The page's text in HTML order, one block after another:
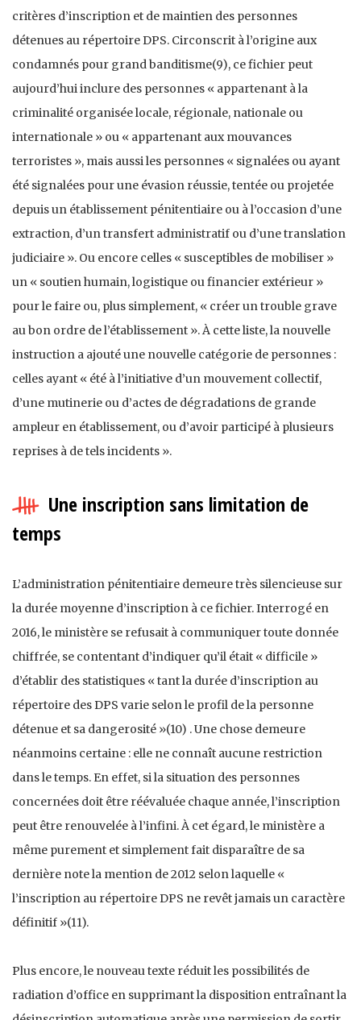
critères d’inscription et de maintien des personnes
détenues au répertoire DPS. Circonscrit à l’origine aux
condamnés pour grand banditisme(9), ce fichier peut
aujourd’hui inclure des personnes « appartenant à la
criminalité organisée locale, régionale, nationale ou
internationale » ou « appartenant aux mouvances
terroristes », mais aussi les personnes « signalées ou ayant
été signalées pour une évasion réussie, tentée ou projetée
depuis un établissement pénitentiaire ou à l’occasion d’une
extraction, d’un transfert administratif ou d’une translation
judiciaire ». Ou encore celles « susceptibles de mobiliser »
un « soutien humain, logistique ou financier extérieur »
pour le faire ou, plus simplement, « créer un trouble grave
au bon ordre de l’établissement ». À cette liste, la nouvelle
instruction a ajouté une nouvelle catégorie de personnes :
celles ayant « été à l’initiative d’un mouvement collectif,
d’une mutinerie ou d’actes de dégradations de grande
ampleur en établissement, ou d’avoir participé à plusieurs
reprises à de tels incidents ».
Une inscription sans limitation de
temps
L’administration pénitentiaire demeure très silencieuse sur
la durée moyenne d’inscription à ce fichier. Interrogé en
2016, le ministère se refusait à communiquer toute donnée
chiffrée, se contentant d’indiquer qu’il était « difficile »
d’établir des statistiques « tant la durée d’inscription au
répertoire des DPS varie selon le profil de la personne
détenue et sa dangerosité »(10) . Une chose demeure
néanmoins certaine : elle ne connaît aucune restriction
dans le temps. En effet, si la situation des personnes
concernées doit être réévaluée chaque année, l’inscription
peut être renouvelée à l’infini. À cet égard, le ministère a
même purement et simplement fait disparaître de sa
dernière note la mention de 2012 selon laquelle «
l’inscription au répertoire DPS ne revêt jamais un caractère
définitif »(11).
Plus encore, le nouveau texte réduit les possibilités de
radiation d’office en supprimant la disposition entraînant la